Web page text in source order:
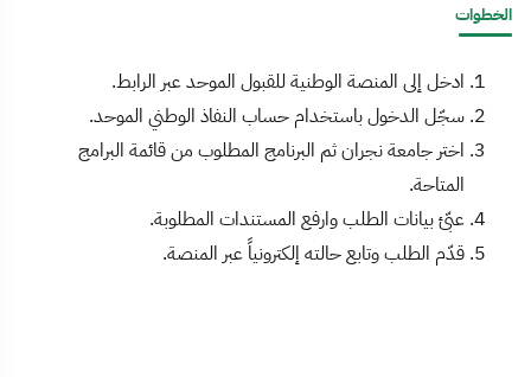
الخطوات
ادخل إلى المنصة الوطنية للقبول الموحد عبر الرابط.
سجّل الدخول باستخدام حساب النفاذ الوطني الموحد.
اختر جامعة نجران ثم البرنامج المطلوب من قائمة البرامج
المتاحة.
عبّئ بيانات الطلب وارفع المستندات المطلوبة.
قدّم الطلب وتابع حالته إلكترونياً عبر المنصة.